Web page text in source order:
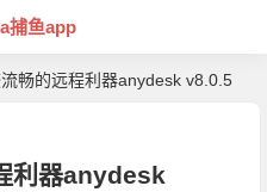
捕鱼app
畅的远程利器anydesk v8.0.5
利器anydesk